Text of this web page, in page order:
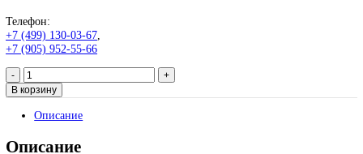
Siemens PLC systems LOGO!
6ED1055-1FB10-0BA2
99 999₽
Запрос
Запрос